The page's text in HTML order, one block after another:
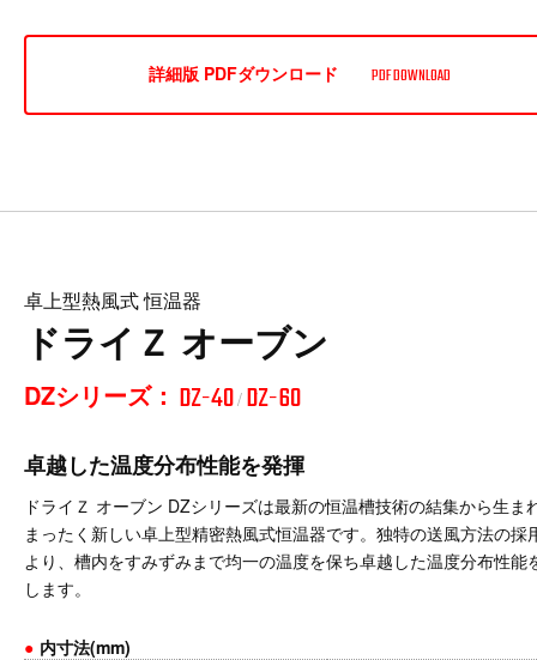
詳細版 PDFダウンロード PDF DOWNLOAD
卓上型熱風式 恒温器
ドライＺ オーブン
DZシリーズ： DZ-40/ DZ-60
卓越した温度分布性能を発揮
ドライＺ オーブン DZシリーズは最新の恒温槽技術の結集から生ま
まったく新しい卓上型精密熱風式恒温器です。独特の送風方法の採
より、槽内をすみずみまで均一の温度を保ち卓越した温度分布性能
します。
● 内寸法(mm)